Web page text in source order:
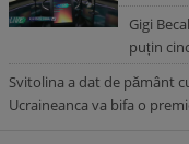
Gigi
puțin
Svitolina a dat de pământ
Ucraineanca va bifa o